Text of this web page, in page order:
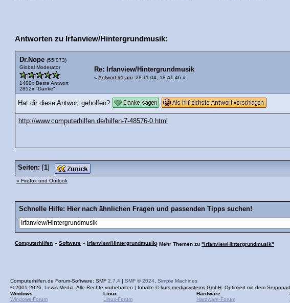
Antworten zu Irfanview/Hintergrundmusik:
Dr.Nope (55.073)
Global Moderator
1400x Beste Antwort
2852x "Danke"
Re: Irfanview/Hintergrundmusik
« Antwort #1 am: 28.11.04, 18:41:46 »
Hat dir diese Antwort geholfen?
http://www.computerhilfen.de/hilfen-7-48576-0.html
Seiten: [1]
« Firefox und Outlook
Schnelle Hilfe: Hier nach ähnlichen Fragen und passenden Tipps suchen!
Computerhilfen » Software » Irfanview/Hintergrundmusik| Mehr Themen zu "IrfanviewHintergrundmusik"
Computerhilfen.de Forum-Software: SMF 2.7.4 | SMF © 2024 Simple Machines
© 2001-2026, Lewis Media. Alle Rechte vorbehalten | Inhalte ©kurs mediasystems GmbH . Optimiert mit dem
Windows
Windows-Forum
Linux
Linux-Forum
Hardware
Hardware-Forum